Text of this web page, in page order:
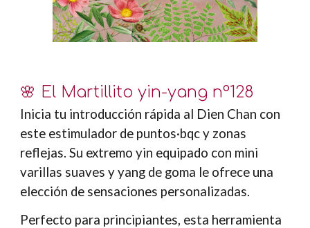
🌸 El Martillito yin-yang nº128
Inicia tu introducción rápida al Dien Chan con
este estimulador de puntos·bqc y zonas
reflejas. Su extremo yin equipado con mini
varillas suaves y yang de goma le ofrece una
elección de sensaciones personalizadas.
Perfecto para principiantes, esta herramienta